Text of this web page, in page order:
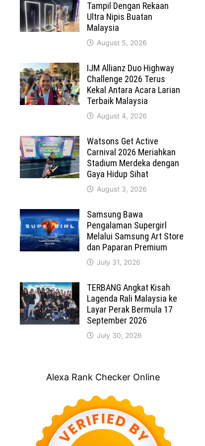
Tampil Dengan Rekaan
Ultra Nipis Buatan
Malaysia
August 5, 2026
IJM Allianz Duo Highway
Challenge 2026 Terus
Kekal Antara Acara Larian
Terbaik Malaysia
August 4, 2026
Watsons Get Active
Carnival 2026 Meriahkan
Stadium Merdeka dengan
Gaya Hidup Sihat
August 3, 2026
Samsung Bawa
Pengalaman Supergirl
Melalui Samsung Art Store
dan Paparan Premium
July 31, 2026
TERBANG Angkat Kisah
Lagenda Rali Malaysia ke
Layar Perak Bermula 17
September 2026
July 30, 2026
Alexa Rank Checker Online